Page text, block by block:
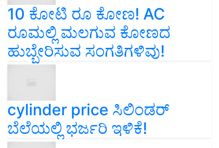
10 ಕೋಟಿ ರೂ ಕೋಣ! AC
ರೂಮಲ್ಲಿ ಮಲಗುವ ಕೋಣದ
ಹುಬ್ಬೇರಿಸುವ ಸಂಗತಿಗಳಿವು!
cylinder price ಸಿಲಿಂಡರ್‌
ಬೆಲೆಯಲ್ಲಿ ಭರ್ಜರಿ ಇಳಿಕೆ!